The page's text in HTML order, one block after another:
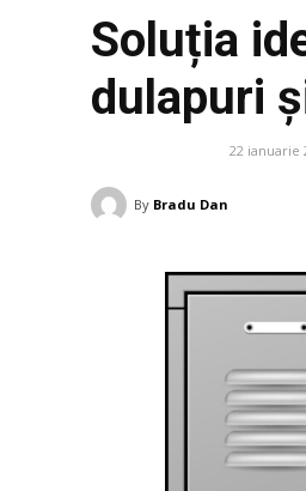
Soluția
dulapuri
22 ianuarie
By Bradu Dan